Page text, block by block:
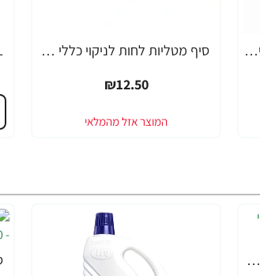
דטול מטליות לחות לניקוי כללי בניחוח לימון 60 יחידות - Dettol
סיף מטליות לחות לניקוי כללי בניחוח מרכך כביסה 5 ב1 - 50 יחידות - מבית CIF
₪12.50
סנו 99.9% מטליות לחיטוי ולניקוי רצפות - 10 יחידות